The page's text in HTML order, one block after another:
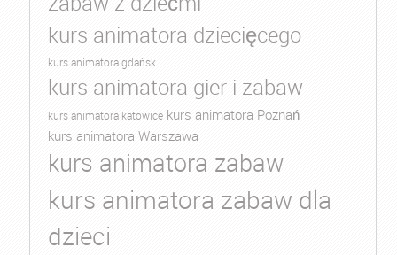
kurs animatora dziecięcego
kurs animatora gdańsk
kurs animatora gier i zabaw
kurs animatora katowice kurs animatora Poznań
kurs animatora Warszawa
kurs animatora zabaw
kurs animatora zabaw dla
dzieci